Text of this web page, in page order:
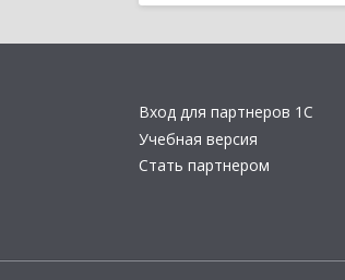
Вход для партнеров 1С
Учебная версия
Стать партнером